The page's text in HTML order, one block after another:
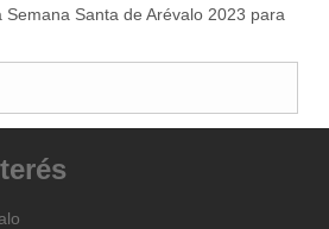
Santa de Arévalo 2023 para